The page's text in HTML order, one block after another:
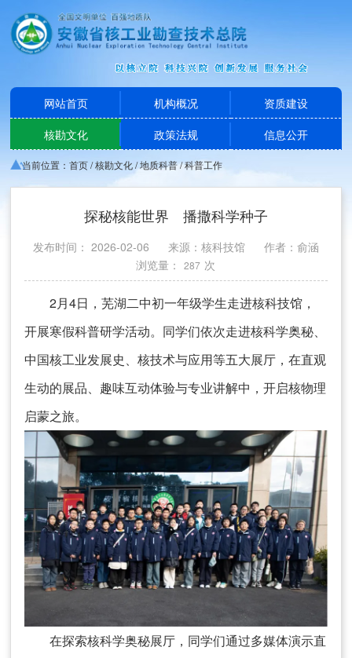
网站首页 机构概况
资质建设
核勘文化
政策法规 信息公开
当前位置：首页/核勘文化/地质科普/科普工作
探秘核能世界 播撒科学种子
发布时间： 2026-02-06 来源：核科技馆
作者：俞涵
浏览量：
287 次
2月4日，芜湖二中初一年级学生走进核科技馆，
开展寒假科普研学活动。同学们依次走进核科学奥秘、
中国核工业发展史、核技术与应用等五大展厅，在直观
生动的展品、趣味互动体验与专业讲解中，开启核物理
启蒙之旅。
在探索核科学奥秘展厅，同学们通过多媒体演示直